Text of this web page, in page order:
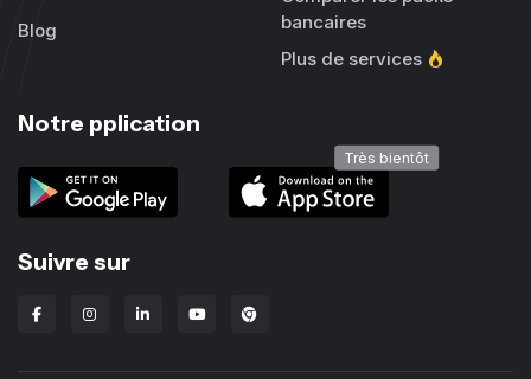
Blog
bancaires
Plus de services
Notre pplication
Très bientôt
Suivre sur
Extension Chrome Lbanka